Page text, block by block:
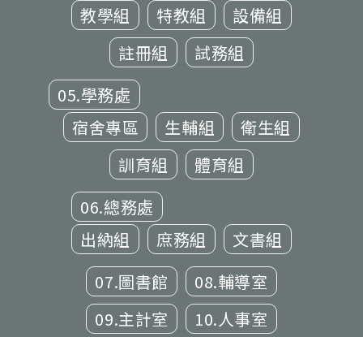
教學組
特教組
設備組
註冊組
試務組
05.學務處
宿舍專區
生輔組
衛生組
訓育組
體育組
06.總務處
出納組
庶務組
文書組
07.圖書館
08.輔導室
09.主計室
10.人事室